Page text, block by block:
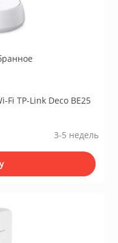
Fi TP-Link Deco BE25
3-5 недель